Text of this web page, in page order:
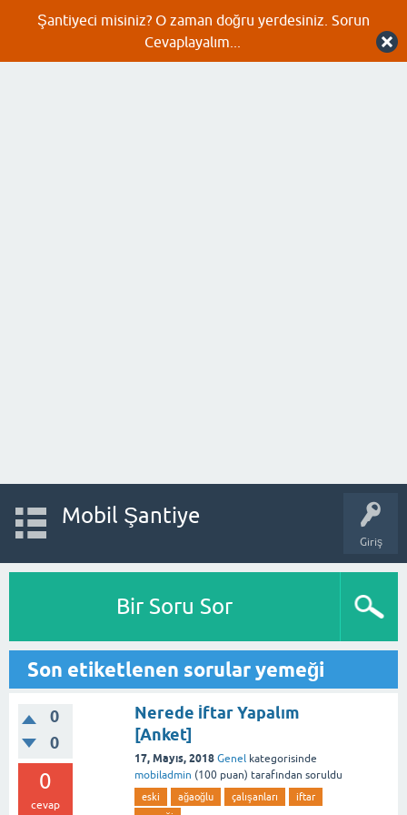
Şantiyeci misiniz? O zaman doğru yerdesiniz. Sorun
Cevaplayalım...
Giriş
Mobil Şantiye
Bir Soru Sor
Son etiketlenen sorular yemeği
0
0
0
cevap
Nerede İftar Yapalım
[Anket]
17, Mayıs, 2018 Genel kategorisinde
mobiladmin (100 puan) tarafından soruldu
eski ağaoğlu çalışanları
iftar